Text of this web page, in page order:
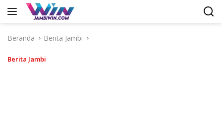
Langsung
Beranda
Berita Jambi
Berita Jambi